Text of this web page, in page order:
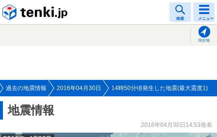
検索 メニュー
現在地
過去の地震情報 2016年04月30日 14時50分頃発生した地震(最大震度1)
地震情報
2016年04月30日14:53発表